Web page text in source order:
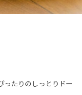
ったりのしっとりドー